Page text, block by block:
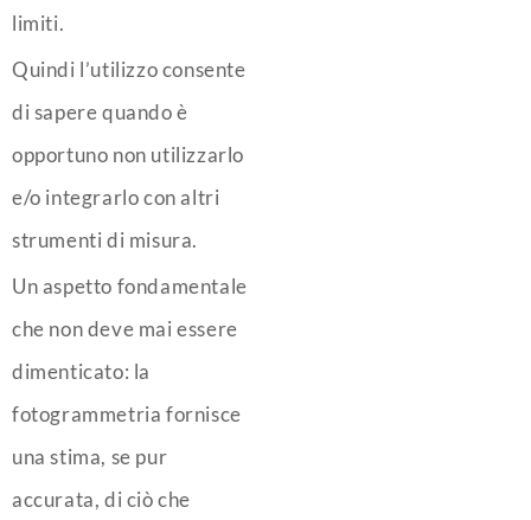
limiti.
Quindi l’utilizzo consente
di sapere quando è
opportuno non utilizzarlo
e/o integrarlo con altri
strumenti di misura.
Un aspetto fondamentale
che non deve mai essere
dimenticato: la
fotogrammetria fornisce
una stima, se pur
accurata, di ciò che